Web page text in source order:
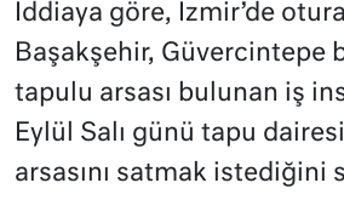
İddiaya göre, İzmir’de
Başakşehir, Güvercintepe
tapulu arsası bulunan iş
Eylül Salı günü tapu
arsasını satmak istediğini